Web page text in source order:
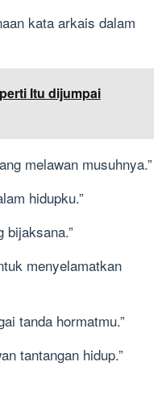
kata arkais dalam
Itu dijumpai
melawan musuhnya.”
hidupku.”
bijaksana.”
menyelamatkan
tanda hormatmu.”
tantangan hidup.”